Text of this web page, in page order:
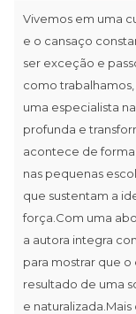
Vivemos em uma
e o cansaço
ser exceção e
como
uma especialista
profunda e
acontece de forma
nas pequenas
que sustentam a
força.Com uma
a autora integra
para mostrar que
resultado de uma
e